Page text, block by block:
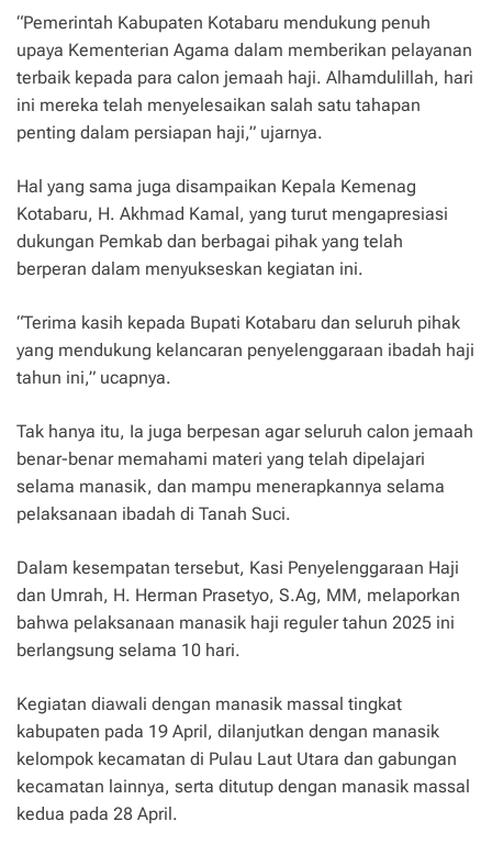
“Pemerintah Kabupaten Kotabaru mendukung penuh
upaya Kementerian Agama dalam memberikan pelayanan
terbaik kepada para calon jemaah haji. Alhamdulillah, hari
ini mereka telah menyelesaikan salah satu tahapan
penting dalam persiapan haji,” ujarnya.
Hal yang sama juga disampaikan Kepala Kemenag
Kotabaru, H. Akhmad Kamal, yang turut mengapresiasi
dukungan Pemkab dan berbagai pihak yang telah
berperan dalam menyukseskan kegiatan ini.
“Terima kasih kepada Bupati Kotabaru dan seluruh pihak
yang mendukung kelancaran penyelenggaraan ibadah haji
tahun ini,” ucapnya.
Tak hanya itu, Ia juga berpesan agar seluruh calon jemaah
benar-benar memahami materi yang telah dipelajari
selama manasik, dan mampu menerapkannya selama
pelaksanaan ibadah di Tanah Suci.
Dalam kesempatan tersebut, Kasi Penyelenggaraan Haji
dan Umrah, H. Herman Prasetyo, S.Ag, MM, melaporkan
bahwa pelaksanaan manasik haji reguler tahun 2025 ini
berlangsung selama 10 hari.
Kegiatan diawali dengan manasik massal tingkat
kabupaten pada 19 April, dilanjutkan dengan manasik
kelompok kecamatan di Pulau Laut Utara dan gabungan
kecamatan lainnya, serta ditutup dengan manasik massal
kedua pada 28 April.